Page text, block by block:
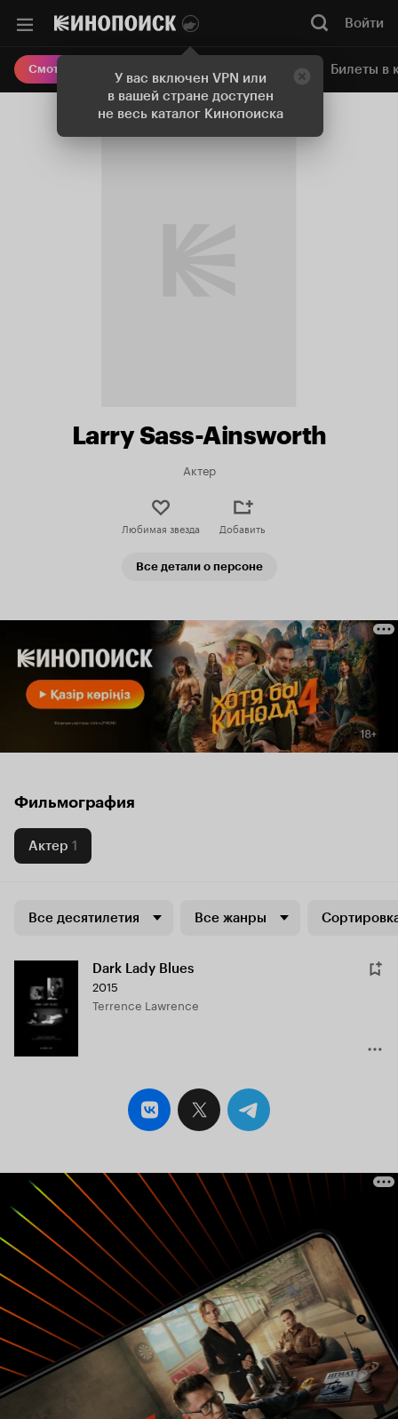
У вас включен VPN или
в вашей стране доступен
не весь каталог Кинопоиска
Войти
Смотреть кино Онлайн-кинотеатр Билеты в
Larry Sass-Ainsworth
Актер
Любимая звезда Добавить
Все детали о персоне
Фильмография
Актер 1
Все десятилетия Все жанры
Dark Lady Blues
2015
Terrence Lawrence